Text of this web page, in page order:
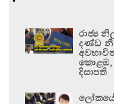
රාජ්‍ය
දණ්ඩ
කොළඹ,
දිසාපති
ලෝකයේ